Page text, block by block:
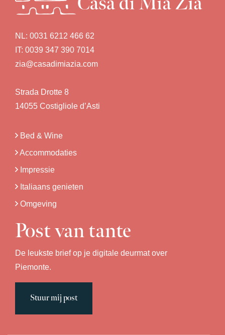
NL: 0031 6212 466 62
IT: 0039 347 390 7014
zia@casadimiazia.com
Strada Drotte 8
14055 Costigliole d’Asti
Bed & Wine
Accommodaties
Impressie
Italiaans genieten
Omgeving
Post van tante
De leukste brief op je digitale deurmat over
Piemonte.
Stuur mij post